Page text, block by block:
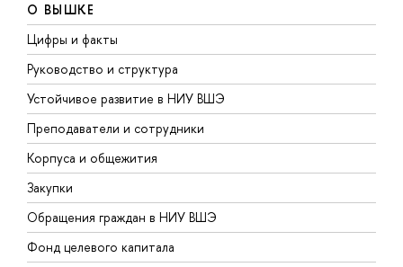
О ВЫШКЕ
Цифры и факты
Руководство и структура
Устойчивое развитие в НИУ ВШЭ
Преподаватели и сотрудники
Корпуса и общежития
Закупки
Обращения граждан в НИУ ВШЭ
Фонд целевого капитала